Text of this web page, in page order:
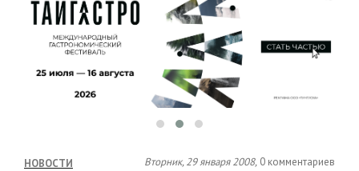
НОВОСТИ Вторник, 29 января 2008, 0 комментариев